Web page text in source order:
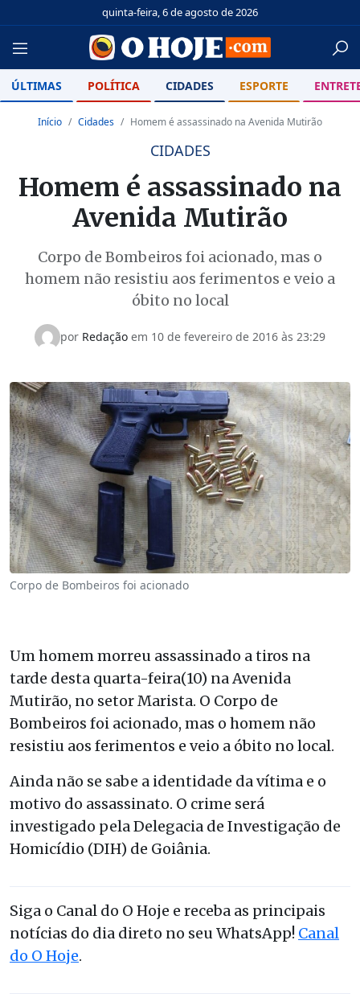
quinta-feira, 6 de agosto de 2026
ÚLTIMAS POLÍTICA CIDADES ESPORTE
Início Cidades Homem é assassinado na Avenida Mutirão
CIDADES
Homem é assassinado na
Avenida Mutirão
Corpo de Bombeiros foi acionado, mas o
homem não resistiu aos ferimentos e veio a
óbito no local
por Redação em 10 de fevereiro de 2016 às 23:29
Corpo de Bombeiros foi acionado
Um homem morreu assassinado a tiros na
tarde desta quarta-feira(10) na Avenida
Mutirão, no setor Marista. O Corpo de
Bombeiros foi acionado, mas o homem não
resistiu aos ferimentos e veio a óbito no local.
Ainda não se sabe a identidade da vítima e o
motivo do assassinato. O crime será
investigado pela Delegacia de Investigação de
Homicídio (DIH) de Goiânia.
Siga o Canal do O Hoje e receba as principais
notícias do dia direto no seu WhatsApp! Canal
do O Hoje.